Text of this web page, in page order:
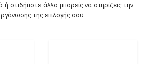
ή οτιδήποτε άλλο μπορείς να στηρίζεις την
της επιλογής σου.